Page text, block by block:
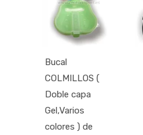
Bucal
COLMILLOS (
Doble capa
Gel,Varios
colores ) de